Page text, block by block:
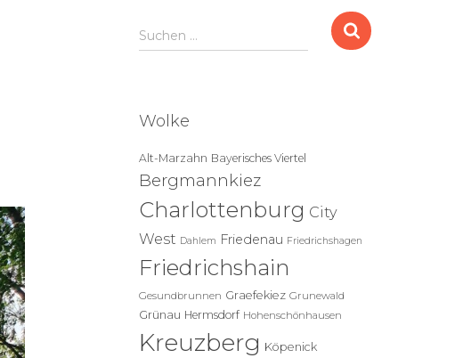
S
u
n
a
c
h
Suchen …
Wolke
Alt-Marzahn Bayerisches Viertel
Bergmannkiez
Charlottenburg City
West Dahlem Friedenau Friedrichshagen
Friedrichshain
Gesundbrunnen Graefekiez Grunewald
Grünau Hermsdorf Hohenschönhausen
Kreuzberg Köpenick